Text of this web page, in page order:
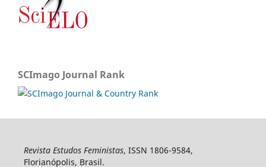
SCImago Journal Rank
Revista Estudos Feministas, ISSN 1806-9584,
Florianópolis, Brasil.